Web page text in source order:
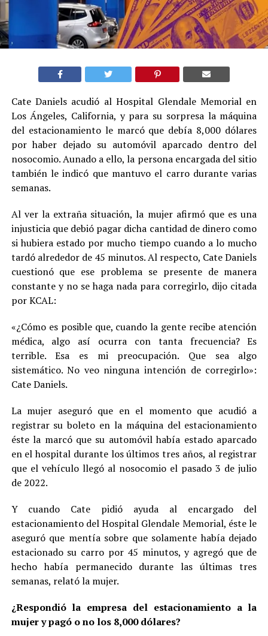
Cate Daniels acudió al Hospital Glendale Memorial en
Los Ángeles, California, y para su sorpresa la máquina
del estacionamiento le marcó que debía 8,000 dólares
por haber dejado su automóvil aparcado dentro del
nosocomio. Aunado a ello, la persona encargada del sitio
también le indicó que mantuvo el carro durante varias
semanas.
Al ver la extraña situación, la mujer afirmó que es una
injusticia que debió pagar dicha cantidad de dinero como
si hubiera estado por mucho tiempo cuando a lo mucho
tardó alrededor de 45 minutos. Al respecto, Cate Daniels
cuestionó que ese problema se presente de manera
constante y no se haga nada para corregirlo, dijo citada
por KCAL:
«¿Cómo es posible que, cuando la gente recibe atención
médica, algo así ocurra con tanta frecuencia? Es
terrible. Esa es mi preocupación. Que sea algo
sistemático. No veo ninguna intención de corregirlo»:
Cate Daniels.
La mujer aseguró que en el momento que acudió a
registrar su boleto en la máquina del estacionamiento
éste la marcó que su automóvil había estado aparcado
en el hospital durante los últimos tres años, al registrar
que el vehículo llegó al nosocomio el pasado 3 de julio
de 2022.
Y cuando Cate pidió ayuda al encargado del
estacionamiento del Hospital Glendale Memorial, éste le
aseguró que mentía sobre que solamente había dejado
estacionado su carro por 45 minutos, y agregó que de
hecho había permanecido durante las últimas tres
semanas, relató la mujer.
¿Respondió la empresa del estacionamiento a la
mujer y pagó o no los 8,000 dólares?